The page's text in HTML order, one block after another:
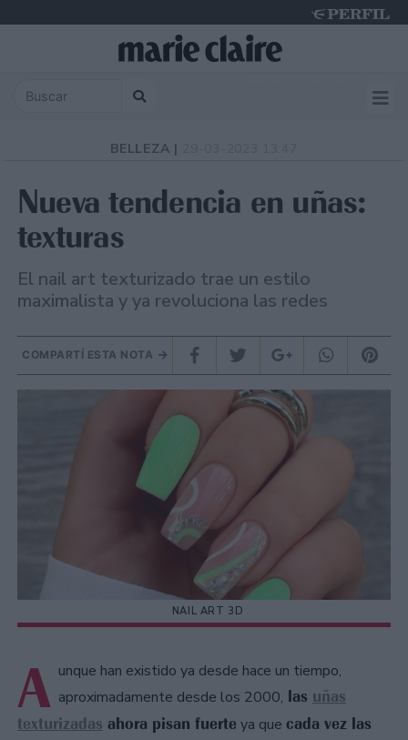
BELLEZA |
Nueva tendencia en uñas:
texturas
El nail art texturizado trae un estilo
maximalista y ya revoluciona las redes
COMPARTÍ ESTA NOTA
NAIL ART 3D
A unque han existido ya desde hace un tiempo,
aproximadamente desde los 2000, las uñas
texturizadas ahora pisan fuerte ya que cada vez las